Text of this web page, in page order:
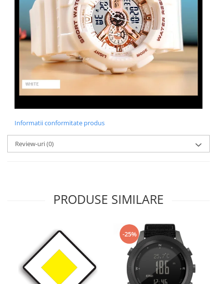
Informatii conformitate produs
Review-uri(0)
PRODUSE SIMILARE
-25%